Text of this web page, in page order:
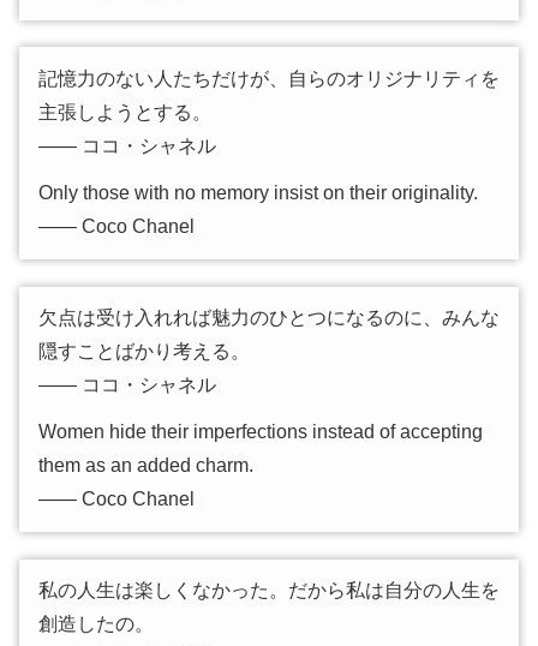
記憶力のない人たちだけが、自らのオリジナリティを
主張しようとする。
―― ココ・シャネル
Only those with no memory insist on their originality.
―― Coco Chanel
欠点は受け入れれば魅力のひとつになるのに、みんな
隠すことばかり考える。
―― ココ・シャネル
Women hide their imperfections instead of accepting
them as an added charm.
―― Coco Chanel
私の人生は楽しくなかった。だから私は自分の人生を
創造したの。